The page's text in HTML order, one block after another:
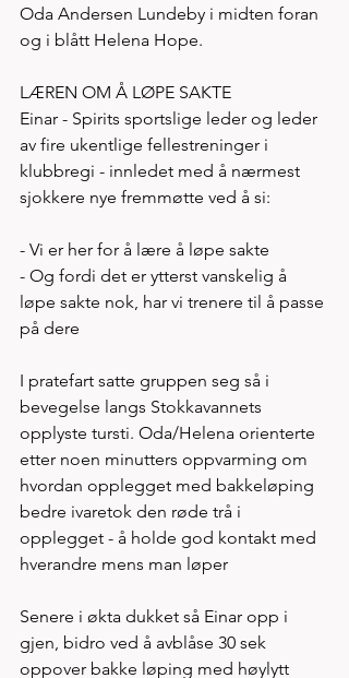
Oda Andersen Lundeby i midten foran
og i blått Helena Hope.
LÆREN OM Å LØPE SAKTE
Einar - Spirits sportslige leder og leder
av fire ukentlige fellestreninger i
klubbregi - innledet med å nærmest
sjokkere nye fremmøtte ved å si:
- Vi er her for å lære å løpe sakte
- Og fordi det er ytterst vanskelig å
løpe sakte nok, har vi trenere til å passe
på dere
I pratefart satte gruppen seg så i
bevegelse langs Stokkavannets
opplyste tursti. Oda/Helena orienterte
etter noen minutters oppvarming om
hvordan opplegget med bakkeløping
bedre ivaretok den røde trå i
opplegget - å holde god kontakt med
hverandre mens man løper
Senere i økta dukket så Einar opp i
gjen, bidro ved å avblåse 30 sek
oppover bakke løping med høylytt